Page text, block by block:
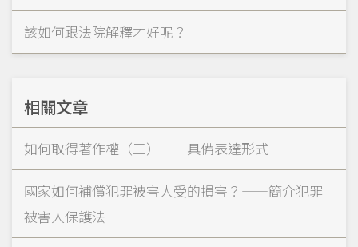
該如何跟法院解釋才好呢？
相關文章
如何取得著作權（三）──具備表達形式
國家如何補償犯罪被害人受的損害？——簡介犯罪
被害人保護法